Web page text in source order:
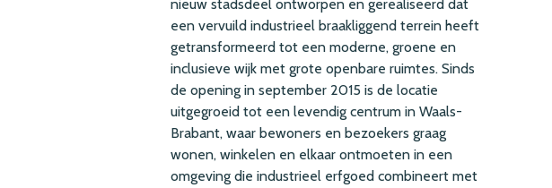
nieuw stadsdeel ontworpen en gerealiseerd dat
een vervuild industrieel braakliggend terrein heeft
getransformeerd tot een moderne, groene en
inclusieve wijk met grote openbare ruimtes. Sinds
de opening in september 2015 is de locatie
uitgegroeid tot een levendig centrum in Waals-
Brabant, waar bewoners en bezoekers graag
wonen, winkelen en elkaar ontmoeten in een
omgeving die industrieel erfgoed combineert met